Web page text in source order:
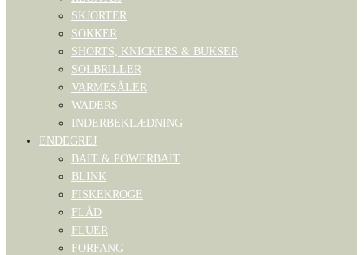
SKJORTER
SOKKER
SHORTS, KNICKERS & BUKSER
SOLBRILLER
VARMESÅLER
WADERS
INDERBEKLÆDNING
ENDEGREJ
BAIT & POWERBAIT
BLINK
FISKEKROGE
FLÅD
FLUER
FORFANG